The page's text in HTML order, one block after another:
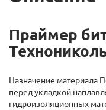
Праймер
Назначение материала
перед укладкой
гидроизоляционных